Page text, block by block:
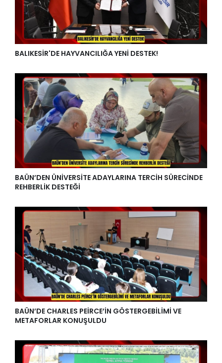
BALIKESİR'DE HAYVANCILIĞA YENİ DESTEK!
BAÜN’DEN ÜNİVERSİTE ADAYLARINA TERCİH SÜRECİNDE
REHBERLİK DESTEĞİ
BAÜN’DE CHARLES PEİRCE’İN GÖSTERGEBİLİMİ VE
METAFORLAR KONUŞULDU